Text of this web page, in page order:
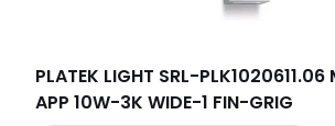
PLATEK LIGHT SRL-PLK1020611.06
APP 10W-3K WIDE-1 FIN-GRIG